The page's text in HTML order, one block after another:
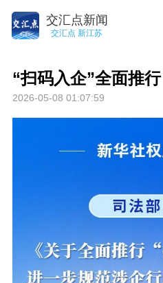
交汇点新闻
交汇点 新江苏
“扫码入企”全面推
2026-05-08 01:07:59